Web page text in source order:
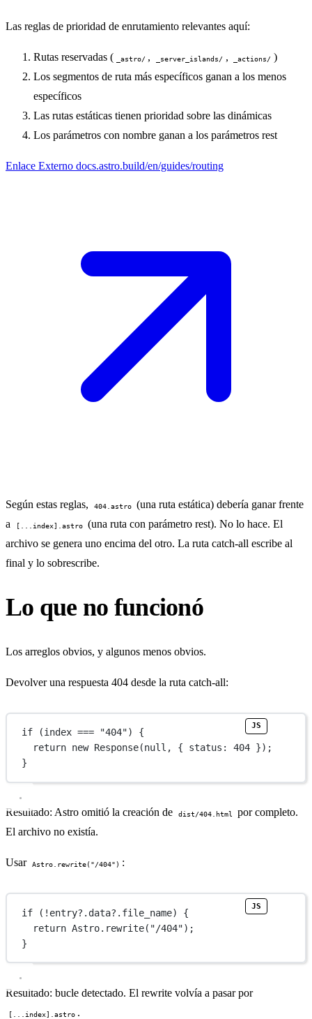
Las reglas de prioridad de enrutamiento relevantes aquí:
Rutas reservadas ( _astro/ , _server_islands/ , _actions/ )
Los segmentos de ruta más específicos ganan a los menos
específicos
Las rutas estáticas tienen prioridad sobre las dinámicas
Los parámetros con nombre ganan a los parámetros rest
Enlace Externo docs.astro.build/en/guides/routing
Según estas reglas, 404.astro
(una ruta estática) debería ganar frente
a
[...index].astro
(una ruta con parámetro rest). No lo hace. El
archivo se genera uno encima del otro. La ruta catch-all escribe al
final y lo sobrescribe.
Lo que no funcionó
Los arreglos obvios, y algunos menos obvios.
Devolver una respuesta 404 desde la ruta catch-all:
if (index === "404") {
return new Response(null , { status: 404 });
}
Resultado: Astro omitió la creación de dist/404.html
por completo.
El archivo no existía.
Usar Astro.rewrite("/404") :
if ( ! entry?.data?.file_name) {
return Astro. rewrite( "/404");
}
Resultado: bucle detectado. El rewrite volvía a pasar por
[...index].astro .